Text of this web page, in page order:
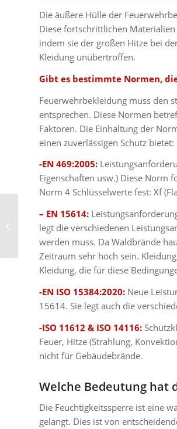
Die äußere Hülle der
Diese fortschrittlichen
indem sie der großen Hitze bei
Kleidung unübertroffen.
Gibt es bestimmte Normen,
Feuerwehrbekleidung muss den
entsprechen. Diese Normen
Faktoren. Die Einhaltung der
einen zuverlässigen Schutz bietet:
-EN 469:2005:
Eigenschaften usw.) Diese Norm
Norm 4 Schlüsselwerte fest: Xf
– EN 15614:
legt die verschiedenen
werden muss. Da Waldbrände
Zeitraum sehr hoch sein.
Kleidung, die für diese
-EN ISO 15384:2020: Neue
15614. Sie legt auch die
-ISO 11612 & ISO 14116:
Feuer, Hitze (Strahlung,
nicht für Gebäudebrände.
Welche Bedeutung hat
Die Feuchtigkeitssperre ist eine
gelangt. Dies ist von
WELCHES SIND DIE 6 ARTEN VON
CHEMIKALIENSCHUTZKLEIDUNG?